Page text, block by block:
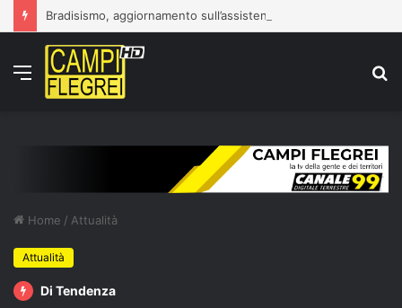
Menu
Home / Attualità
Attualità
Di Tendenza